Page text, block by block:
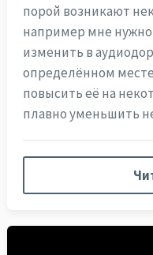
порой возникают
например мне нужно
изменить в
определённом
повысить её на
плавно уменьшить